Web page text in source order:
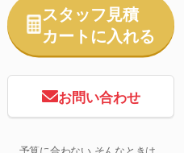
スタッフ見積
カートに入れる
お問い合わせ